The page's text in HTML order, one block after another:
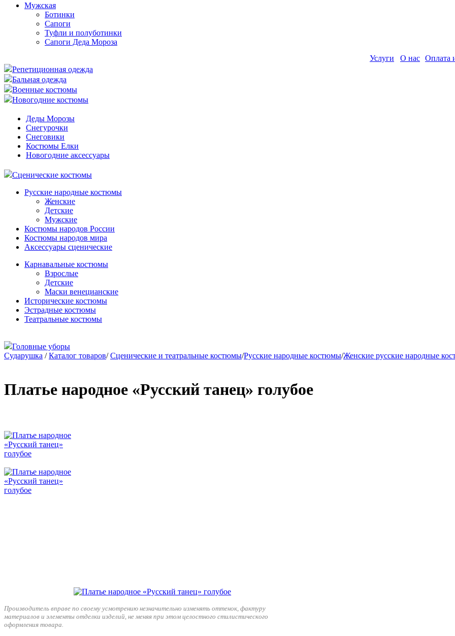
Мужская
Ботинки
Сапоги
Туфли и полуботинки
Сапоги Деда Мороза
Репетиционная одежда
Бальная одежда
Военные костюмы
Новогодние костюмы
Деды Морозы
Снегурочки
Снеговики
Костюмы Елки
Новогодние аксессуары
Сценические костюмы
Русские народные костюмы
Женские
Детские
Мужские
Костюмы народов России
Костюмы народов мира
Аксессуары сценические
Карнавальные костюмы
Взрослые
Детские
Маски венецианские
Исторические костюмы
Эстрадные костюмы
Театральные костюмы
Головные уборы
Услуги О нас Оплата
Сударушка / Каталог товаров/ Сценические и театральные костюмы/Русские народные костюмы/Женские русские народные
Платье народное «Русский танец» голубое
Производитель вправе по своему усмотрению незначительно изменять оттенок, фактуру
материалов и элементы отделки изделий, не меняя при этом целостного стилистического
оформления товара.